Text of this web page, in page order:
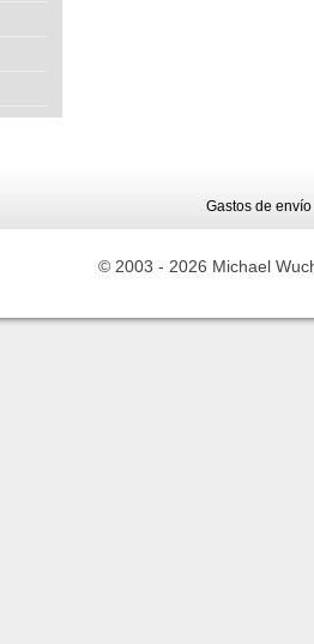
Gastos de envío
© 2003 - 2026 Michael